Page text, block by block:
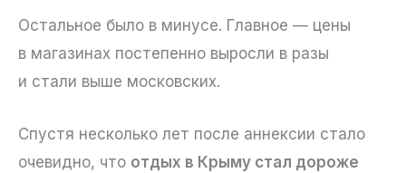
Остальное было в минусе. Главное — цены
в магазинах постепенно выросли в разы
и стали выше московских.
Спустя несколько лет после аннексии стало
очевидно, что отдых в Крыму стал дороже